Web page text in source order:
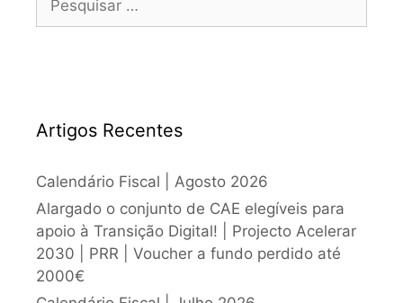
Artigos Recentes
Calendário Fiscal | Agosto 2026
Alargado o conjunto de CAE elegíveis para
apoio à Transição Digital! | Projecto Acelerar
2030 | PRR | Voucher a fundo perdido até
2000€